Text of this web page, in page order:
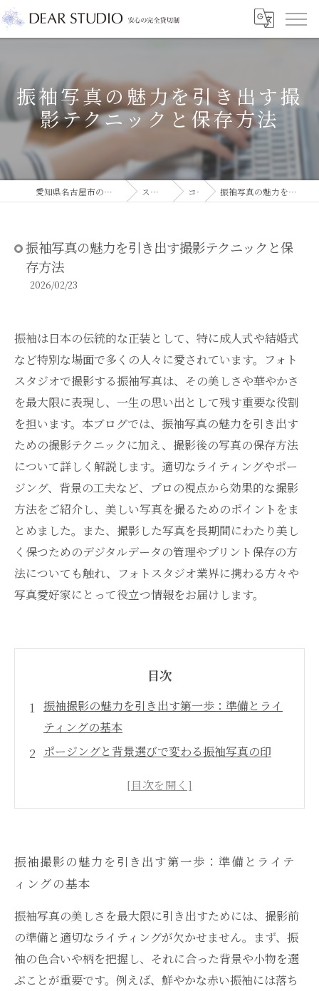
振袖写真の魅力を引き出す撮
影テクニックと保存方法
愛知県名古屋市のフォトスタジオならDEAR STUDIO スタジオコラム コラム 振袖写真の魅力を引き出す撮影テクニックと保存方法
振袖写真の魅力を引き出す撮影テクニックと保
存方法
2026/02/23
振袖は日本の伝統的な正装として、特に成人式や結婚式
など特別な場面で多くの人々に愛されています。フォト
スタジオで撮影する振袖写真は、その美しさや華やかさ
を最大限に表現し、一生の思い出として残す重要な役割
を担います。本ブログでは、振袖写真の魅力を引き出す
ための撮影テクニックに加え、撮影後の写真の保存方法
について詳しく解説します。適切なライティングやポー
ジング、背景の工夫など、プロの視点から効果的な撮影
方法をご紹介し、美しい写真を撮るためのポイントをま
とめました。また、撮影した写真を長期間にわたり美し
く保つためのデジタルデータの管理やプリント保存の方
法についても触れ、フォトスタジオ業界に携わる方々や
写真愛好家にとって役立つ情報をお届けします。
目次
振袖撮影の魅力を引き出す第一歩：準備とライ
ティングの基本
ポージングと背景選びで変わる振袖写真の印
い保存と管理のポイント
一生の思い出を守るために：振袖写真の長期保
存テクニックまとめ
振袖写真の世界をもっと深く知る：プロが教え
るおすすめ撮影法と保存術
振袖写真の魅力を最大限に引き出すための撮影
振袖撮影の魅力を引き出す第一歩：準備とライテ
ィングの基本
振袖写真の美しさを最大限に引き出すためには、撮影前
の準備と適切なライティングが欠かせません。まず、振
袖の色合いや柄を把握し、それに合った背景や小物を選
ぶことが重要です。例えば、鮮やかな赤い振袖には落ち